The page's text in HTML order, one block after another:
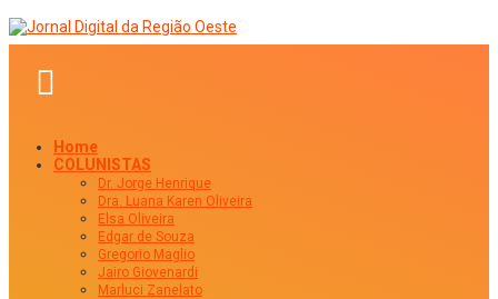
Home
COLUNISTAS
Dr. Jorge Henrique
Dra. Luana Karen Oliveira
Elsa Oliveira
Edgar de Souza
Gregorio Maglio
Jairo Giovenardi
Marluci Zanelato